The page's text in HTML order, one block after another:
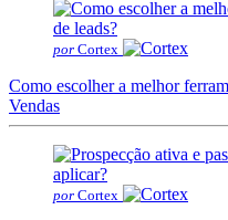
por Cortex
Como escolher a melhor
Vendas
por Cortex